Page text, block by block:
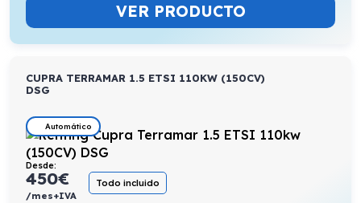
VER PRODUCTO
CUPRA TERRAMAR 1.5 ETSI 110KW (150CV)
DSG
Automático
Desde:
450€
/mes+IVA
Todo incluido